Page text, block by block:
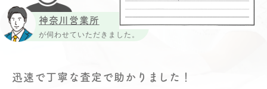
神奈川営業所
が伺わせていただきました。
迅速で丁寧な査定で助かりました！